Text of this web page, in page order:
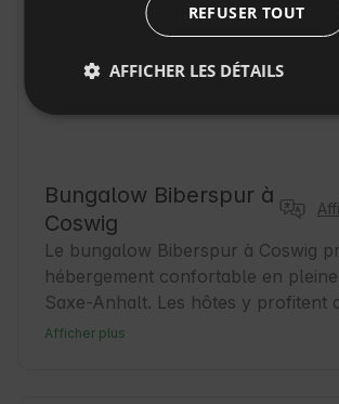
Bungalow Biberspur à
Coswig
Le bungalow Biberspur à Coswig
hébergement confortable en
Saxe-Anhalt. Les hôtes y profitent
atmosphère paisible, idéale pour
Afficher plus
REFUSER TOUT
AFFICHER LES DÉTAILS